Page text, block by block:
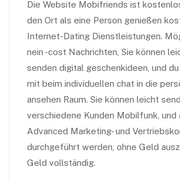
Die Website Mobifriends ist
den Ort als eine Person genießen
Internet-Dating Dienstleistungen.
nein -cost Nachrichten, Sie können
senden digital geschenkideen, und
mit beim individuellen chat in die
ansehen Raum. Sie können leicht
verschiedene Kunden Mobilfunk, und
Advanced Marketing- und
durchgeführt werden, ohne Geld
Geld vollständig.